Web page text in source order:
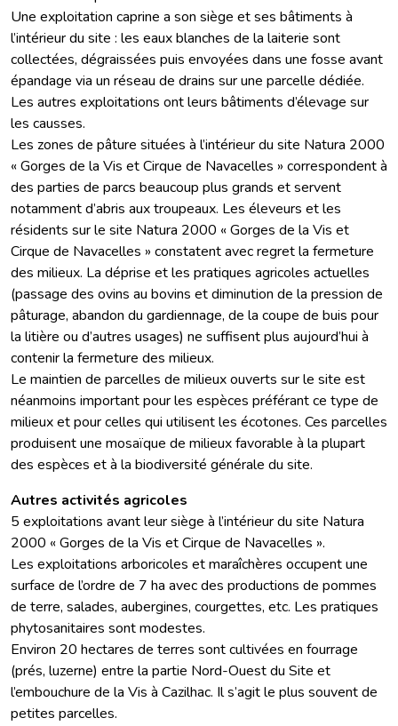
Une exploitation caprine a son siège et ses bâtiments à
l’intérieur du site : les eaux blanches de la laiterie sont
collectées, dégraissées puis envoyées dans une fosse avant
épandage via un réseau de drains sur une parcelle dédiée.
Les autres exploitations ont leurs bâtiments d’élevage sur
les causses.
Les zones de pâture situées à l’intérieur du site Natura 2000
« Gorges de la Vis et Cirque de Navacelles » correspondent à
des parties de parcs beaucoup plus grands et servent
notamment d’abris aux troupeaux. Les éleveurs et les
résidents sur le site Natura 2000 « Gorges de la Vis et
Cirque de Navacelles » constatent avec regret la fermeture
des milieux. La déprise et les pratiques agricoles actuelles
(passage des ovins au bovins et diminution de la pression de
pâturage, abandon du gardiennage, de la coupe de buis pour
la litière ou d’autres usages) ne suffisent plus aujourd’hui à
contenir la fermeture des milieux.
Le maintien de parcelles de milieux ouverts sur le site est
néanmoins important pour les espèces préférant ce type de
milieux et pour celles qui utilisent les écotones. Ces parcelles
produisent une mosaïque de milieux favorable à la plupart
des espèces et à la biodiversité générale du site.
Autres activités agricoles
5 exploitations avant leur siège à l’intérieur du site Natura
2000 « Gorges de la Vis et Cirque de Navacelles ».
Les exploitations arboricoles et maraîchères occupent une
surface de l’ordre de 7 ha avec des productions de pommes
de terre, salades, aubergines, courgettes, etc. Les pratiques
phytosanitaires sont modestes.
Environ 20 hectares de terres sont cultivées en fourrage
(prés, luzerne) entre la partie Nord-Ouest du Site et
l’embouchure de la Vis à Cazilhac. Il s’agit le plus souvent de
petites parcelles.